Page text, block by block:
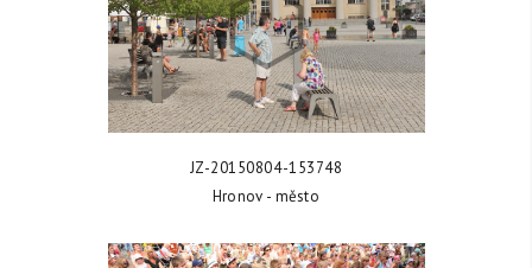
ZOBRAZIT FOTKU
JZ-20150804-153748
Hronov - město